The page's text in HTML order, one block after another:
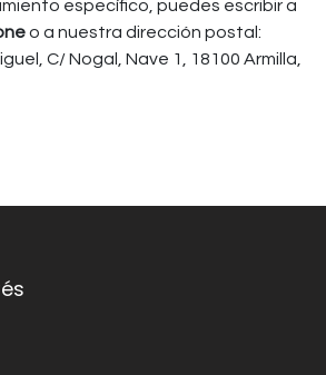
específico, puedes escribir a
o a nuestra dirección postal:
C/ Nogal, Nave 1, 18100 Armilla,